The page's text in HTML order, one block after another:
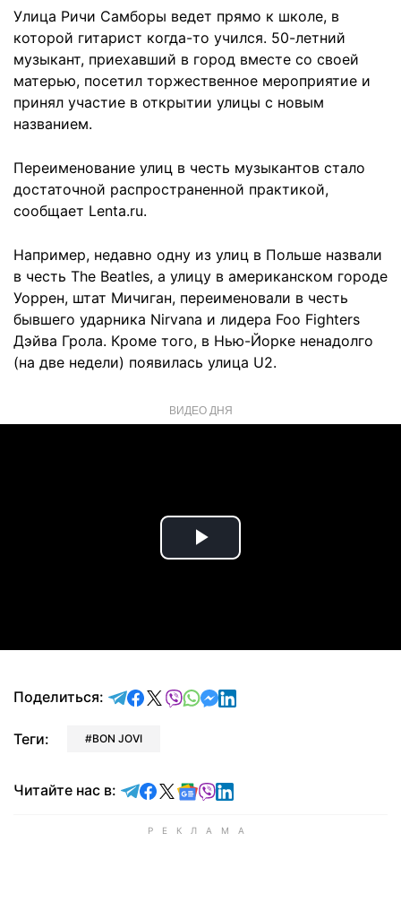
Улица Ричи Самборы ведет прямо к школе, в
которой гитарист когда-то учился. 50-летний
музыкант, приехавший в город вместе со своей
матерью, посетил торжественное мероприятие и
принял участие в открытии улицы с новым
названием.
Переименование улиц в честь музыкантов стало
достаточной распространенной практикой,
сообщает Lenta.ru.
Например, недавно одну из улиц в Польше назвали
в честь The Beatles, а улицу в американском городе
Уоррен, штат Мичиган, переименовали в честь
бывшего ударника Nirvana и лидера Foo Fighters
Дэйва Грола. Кроме того, в Нью-Йорке ненадолго
(на две недели) появилась улица U2.
ВИДЕО ДНЯ
Play
Поделиться: отправить в Telegram
поделиться в Facebook
поделиться в X
отправить в Viber
отправить в Whatsapp
отправить в Messenger
отправить в LinkedIn
Теги: BON JOVI
Читайте нас в: Читайте в Telegram
Читайте в Facebook
Читайте в X
Читайте в Google news
Читайте в Viber
Читайте в LinkedIn